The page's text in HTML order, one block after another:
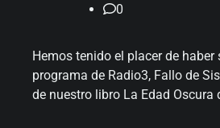
0
Hemos tenido el placer de
programa de Radio3, Fallo de
de nuestro libro La Edad Oscura